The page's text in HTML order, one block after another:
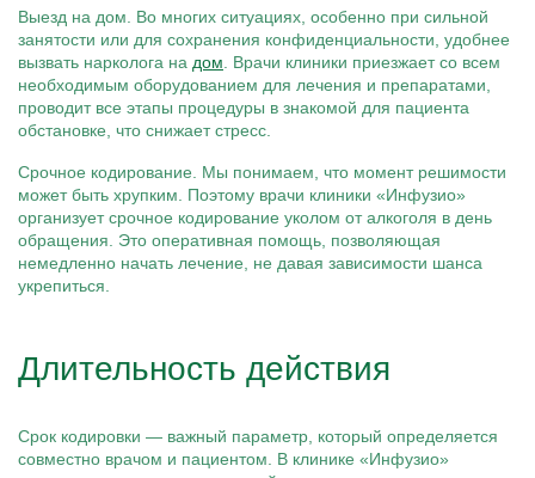
Выезд на дом. Во многих ситуациях, особенно при сильной
занятости или для сохранения конфиденциальности, удобнее
вызвать нарколога на дом . Врачи клиники приезжает со всем
необходимым оборудованием для лечения и препаратами,
проводит все этапы процедуры в знакомой для пациента
обстановке, что снижает стресс.
Срочное кодирование. Мы понимаем, что момент решимости
может быть хрупким. Поэтому врачи клиники «Инфузио»
организует срочное кодирование уколом от алкоголя в день
обращения. Это оперативная помощь, позволяющая
немедленно начать лечение, не давая зависимости шанса
укрепиться.
Длительность действия
Срок кодировки — важный параметр, который определяется
совместно врачом и пациентом. В клинике «Инфузио»